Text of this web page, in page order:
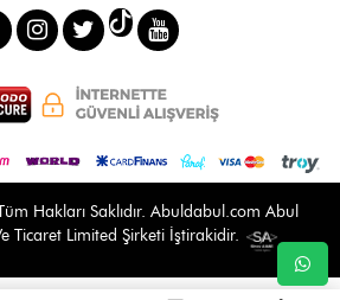
Hakları Saklıdır. Abuldabul.com Abul
Ticaret Limited Şirketi İştirakidir.